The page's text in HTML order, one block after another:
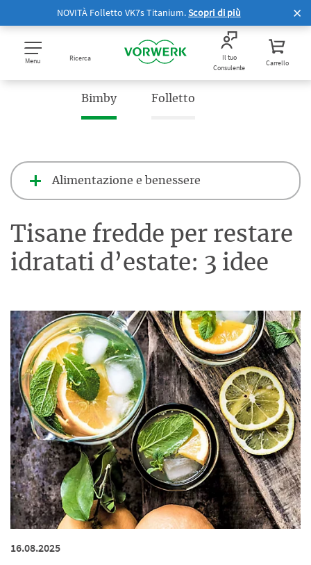
NOVITÀ Folletto VK7s Titanium.Scopri di più
Menu Ricerca
Il tuo
Consulente
Carrello
Bimby Folletto
Alimentazione e benessere
Tisane fredde per restare
idratati d’estate: 3 idee
16.08.2025